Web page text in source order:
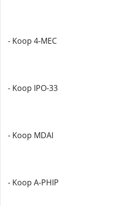
- Koop 4-MEC
- Koop IPO-33
- Koop MDAI
- Koop A-PHIP